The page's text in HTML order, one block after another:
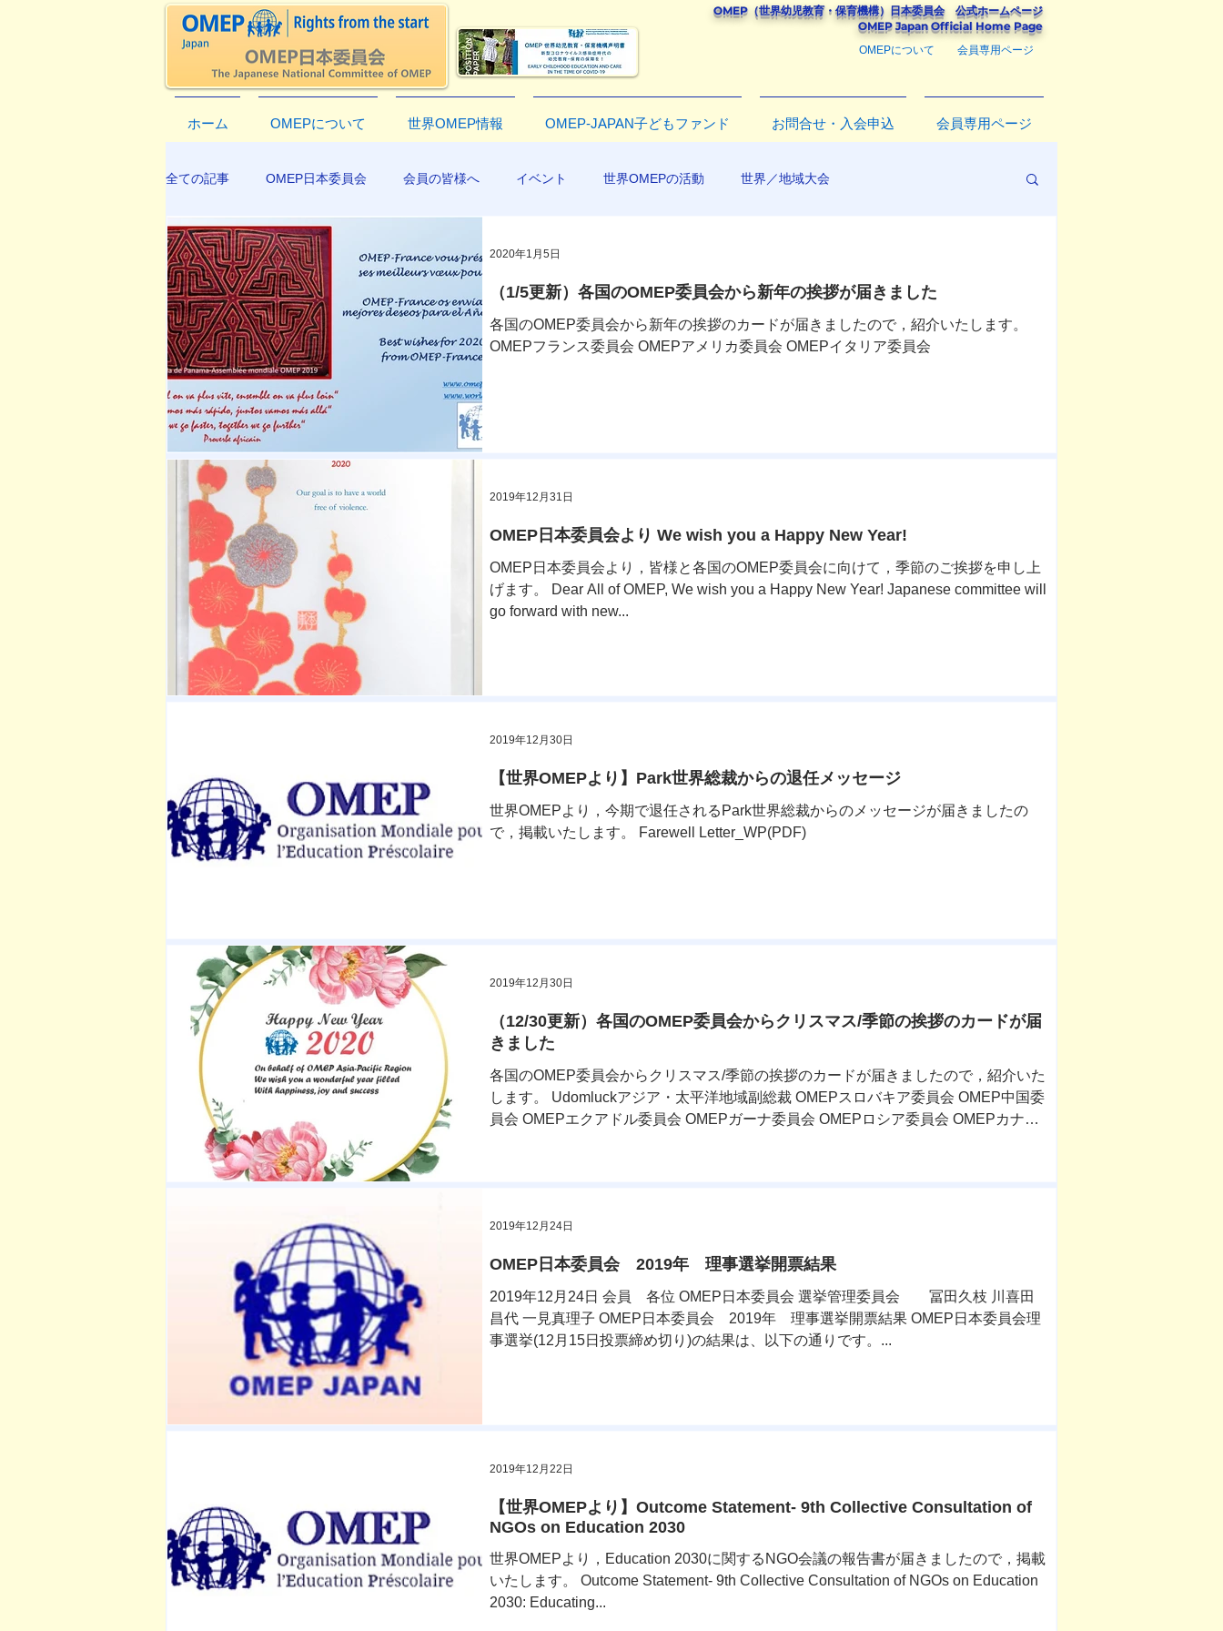
OMEP（世界幼児教育・保育機構） 日本委員会公式ホームページ
​OMEP Japan Official Home Page
OMEPについて 会員専用ページ
ホーム OMEPについて 世界OMEP情報 OMEP-JAPAN子どもファンド お問合せ・入会申込 会員専用ページ
全ての記事 OMEP日本委員会 会員の皆様へ イベント 世界OMEPの活動 世界／地域大会
EXCO-COMMUNICATION APR2019
（1/5更新）各国のOMEP委員会から新年の挨拶が届きました
各国のOMEP委員会から新年の挨拶のカードが届きましたので，紹介いたします。
OMEPフランス委員会 OMEPアメリカ委員会 OMEPイタリア委員会
2020年1月5日
OMEP日本委員会より We wish you a Happy New Year!
OMEP日本委員会より，皆様と各国のOMEP委員会に向けて，季節のご挨拶を申し上
げます。 Dear All of OMEP, We wish you a Happy New Year! Japanese committee will
go forward with new...
2019年12月31日
【世界OMEPより】Park世界総裁からの退任メッセージ
世界OMEPより，今期で退任されるPark世界総裁からのメッセージが届きましたの
で，掲載いたします。 Farewell Letter_WP(PDF)
2019年12月30日
（12/30更新）各国のOMEP委員会からクリスマス/季節の挨拶のカードが届
きました
各国のOMEP委員会からクリスマス/季節の挨拶のカードが届きましたので，紹介いた
します。 Udomluckアジア・太平洋地域副総裁 OMEPスロバキア委員会 OMEP中国委
員会 OMEPエクアドル委員会 OMEPガーナ委員会 OMEPロシア委員会 OMEPカナダ
2019年12月30日
OMEP日本委員会 2019年 理事選挙開票結果
2019年12月24日 会員 各位 OMEP日本委員会 選挙管理委員会 冨田久枝 川喜田
昌代 一見真理子 OMEP日本委員会 2019年 理事選挙開票結果 OMEP日本委員会理
事選挙(12月15日投票締め切り)の結果は、以下の通りです。...
2019年12月24日
【世界OMEPより】Outcome Statement- 9th Collective Consultation of
NGOs on Education 2030
世界OMEPより，Education 2030に関するNGO会議の報告書が届きましたので，掲載
いたします。 Outcome Statement- 9th Collective Consultation of NGOs on Education
2030: Educating...
2019年12月22日